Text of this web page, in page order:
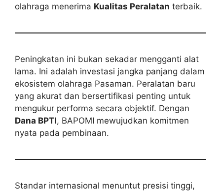
olahraga menerima Kualitas Peralatan terbaik.
Peningkatan ini bukan sekadar mengganti alat
lama. Ini adalah investasi jangka panjang dalam
ekosistem olahraga Pasaman. Peralatan baru
yang akurat dan bersertifikasi penting untuk
mengukur performa secara objektif. Dengan
Dana BPTI, BAPOMI mewujudkan komitmen
nyata pada pembinaan.
Standar internasional menuntut presisi tinggi,